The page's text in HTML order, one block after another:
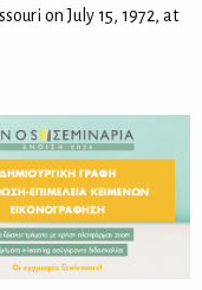
on July 15, 1972, at